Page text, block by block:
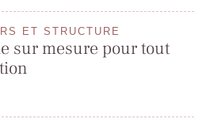
ET STRUCTURE
sur mesure pour tout